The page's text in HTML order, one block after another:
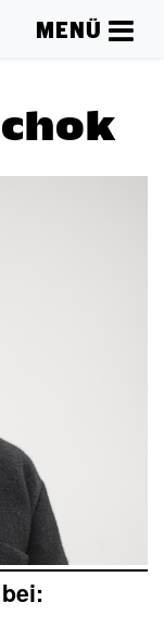
MENÜ